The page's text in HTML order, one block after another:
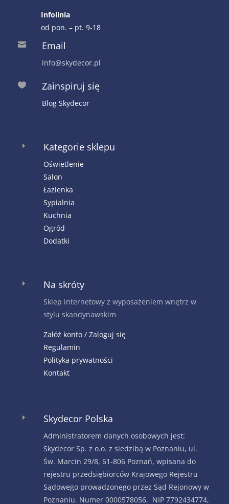
Infolinia
od pon. – pt. 9-18
 Email
info@skydecor.pl
 Zainspiruj się
Blog Skydecor
E Kategorie sklepu
Oświetlenie
Salon
Łazienka
Sypialnia
Kuchnia
Ogród
Dodatki
E Na skróty
Sklep internetowy z wyposażeniem wnętrz w
stylu skandynawskim
Załóż konto / Zaloguj się
Regulamin
Polityka prywatności
Kontakt
E Skydecor Polska
Administratorem danych osobowych jest:
Skydecor Sp. z o.o. z siedzibą w Poznaniu, ul.
Św. Marcin 29/8, 61-806 Poznań, wpisana do
rejestru przedsiębiorców Krajowego Rejestru
Sądowego prowadzonego przez Sąd Rejonowy w
Poznaniu. Numer 0000578056, NIP 7792434774,